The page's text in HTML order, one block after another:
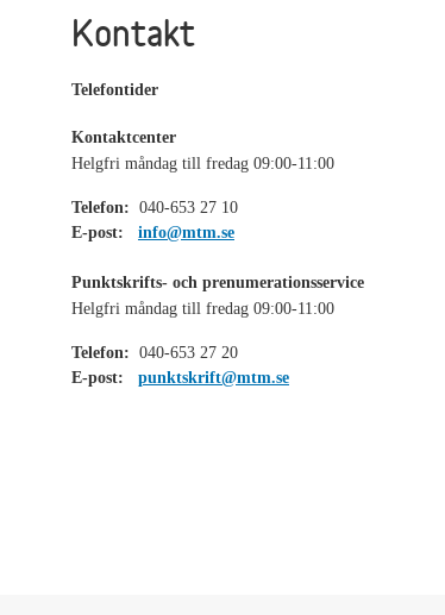
Kontakt
Telefontider
Kontaktcenter
Helgfri måndag till fredag 09:00-11:00
Telefon: 040-653 27 10
E-post:
info@mtm.se
Punktskrifts- och prenumerationsservice
Helgfri måndag till fredag 09:00-11:00
Telefon: 040-653 27 20
E-post:
punktskrift@mtm.se